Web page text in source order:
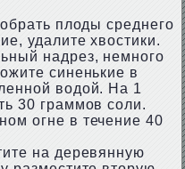
плоды среднего
удалите хвостики.
надрез, немного
синенькие в
водой. На 1
30 граммов соли.
огне в течение 40
на деревянную